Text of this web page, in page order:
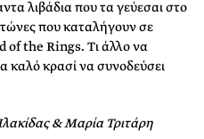
λιβάδια που τα γεύεσαι στο
που καταλήγουν σε
of the Rings. Τι άλλο να
καλό κρασί να συνοδεύσει
& Μαρία Τριτάρη